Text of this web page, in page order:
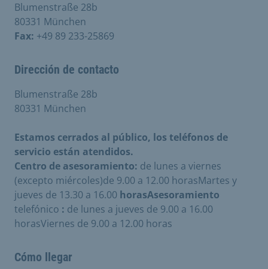
Blumenstraße 28b
80331 München
Fax: +49 89 233-25869
Dirección de contacto
Blumenstraße 28b
80331 München
Estamos cerrados al público, los teléfonos de
servicio están atendidos.
Centro de asesoramiento: de lunes a viernes
(excepto miércoles)de 9.00 a 12.00 horasMartes y
jueves de 13.30 a 16.00 horasAsesoramiento
telefónico : de lunes a jueves de 9.00 a 16.00
horasViernes de 9.00 a 12.00 horas
Cómo llegar